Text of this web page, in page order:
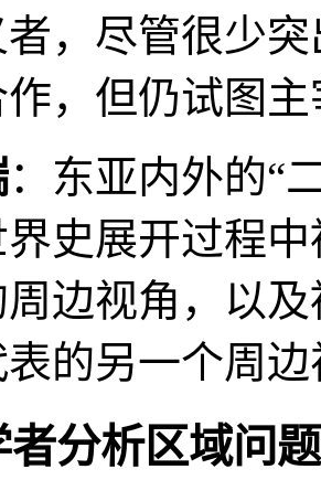
者，尽管很少
，但仍试图
：东亚内外的“
史展开过程
边视角，以
的另一个周
者分析区域问题